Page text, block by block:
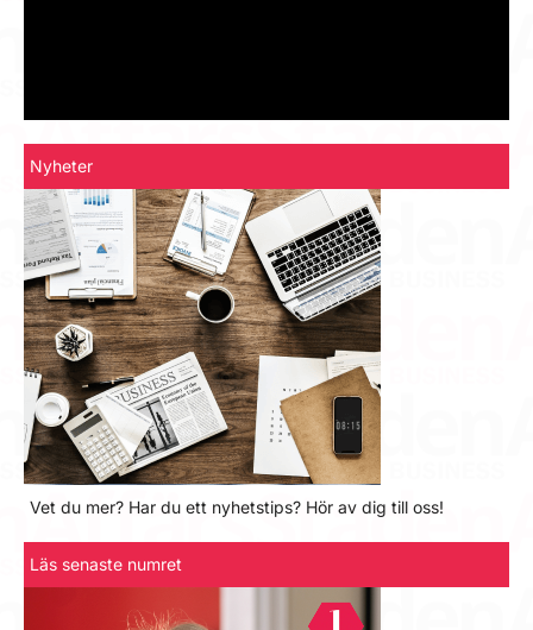
Nyheter
Vet du mer? Har du ett nyhetstips? Hör av dig till oss!
Läs senaste numret